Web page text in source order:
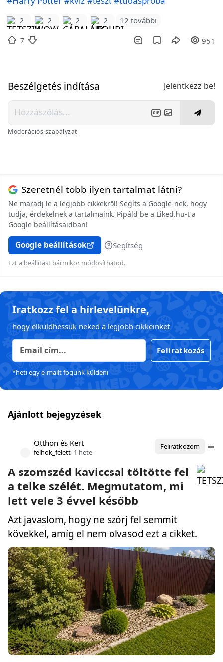
2 2 2 2 12 további
7 951
Beszélgetés indítása Jelentkezz be!
Moderációs szabályzat
Szeretnél több ilyen tartalmat látni?
Ne maradj le a legjobb cikkekről! Segíts a Google-nek, hogy
tudja, érdekelnek a tartalmaink. Pipáld be a Liked.hu-t a
Google beállításaidban!
Google beállítások Segítség
Ezt a beállítást bármikor módosíthatod.
Iratkozz fel a hírlevelünkre,
hogy elküldhessük neked a legjobb cikkeinket
Feliratkozás
*heti egy e-mailt fogunk küldeni
Ajánlott bejegyzések
Otthon és Kert
felhok_felett 1 hete
Feliratkozom
A szomszéd kaviccsal töltötte fel
a telke szélét. Megmutatom, mi
lett vele 3 évvel később
Azt javaslom, hogy ne szórj fel semmit
kövekkel, amíg el nem olvasod ezt a cikket.